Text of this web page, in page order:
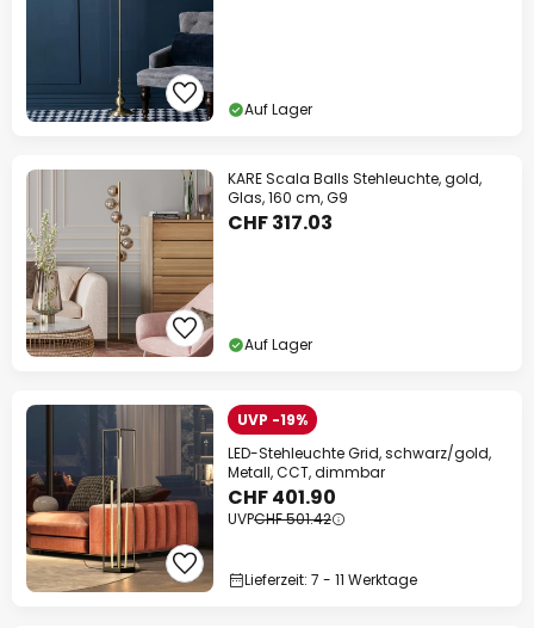
Auf Lager
KARE Scala Balls Stehleuchte, gold,
Glas, 160 cm, G9
CHF 317.03
Auf Lager
UVP -19%
LED-Stehleuchte Grid, schwarz/gold,
Metall, CCT, dimmbar
CHF 401.90
UVPCHF 501.42
Lieferzeit: 7 - 11 Werktage